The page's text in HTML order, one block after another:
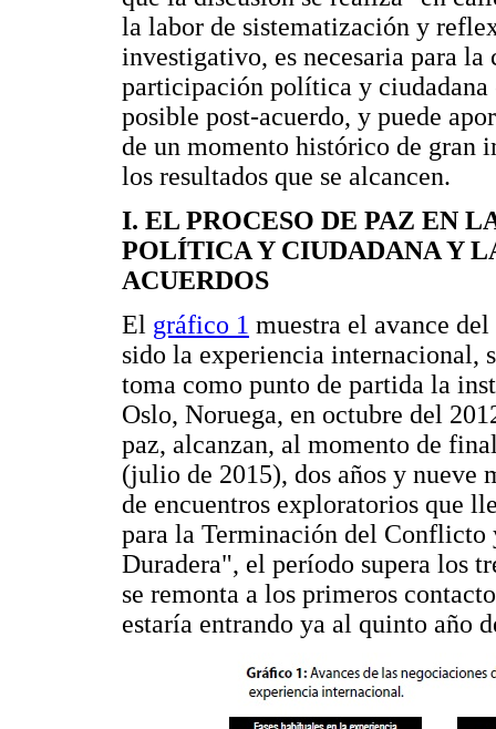
la labor de sistematización y
investigativo, es necesaria para
participación política y ciudadana
posible post-acuerdo, y puede
de un momento histórico de gran
los resultados que se alcancen.
I. EL PROCESO DE PAZ EN
POLÍTICA Y CIUDADANA Y
ACUERDOS
El gráfico 1 muestra el avance
sido la experiencia internacional,
toma como punto de partida la
Oslo, Noruega, en octubre del
paz, alcanzan, al momento de
(julio de 2015), dos años y nueve
de encuentros exploratorios que
para la Terminación del Conflicto
Duradera", el período supera los
se remonta a los primeros
estaría entrando ya al quinto año